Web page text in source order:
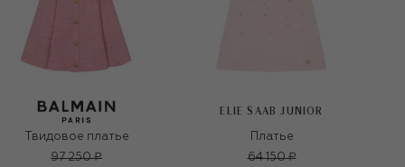
Твидовое платье
97 250 ₽
ELIE SAAB JUNIOR
Платье
64 150 ₽